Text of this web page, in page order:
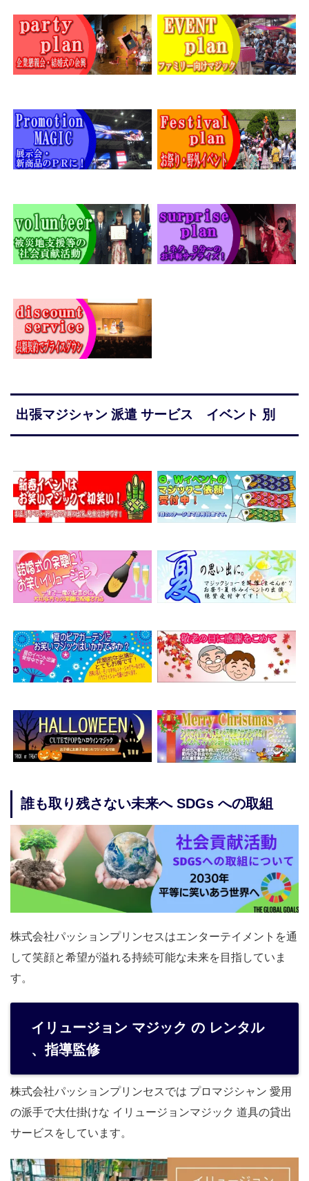
出張マジシャン 派遣 サービス イベント 別
誰も取り残さない未来へ SDGs への取組
株式会社パッションプリンセスはエンターテイメントを通
して笑顔と希望が溢れる持続可能な未来を目指していま
す。
イリュージョン マジック の レンタル
、指導監修
株式会社パッションプリンセスでは プロマジシャン 愛用
の派手で大仕掛けな イリュージョンマジック 道具の貸出
サービスをしています。